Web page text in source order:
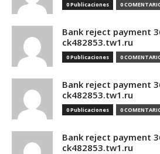
0 Publicaciones 0
Bank reject payment
ck482853.tw1.ru
0 Publicaciones 0
Bank reject payment
ck482853.tw1.ru
0 Publicaciones 0
Bank reject payment
ck482853.tw1.ru